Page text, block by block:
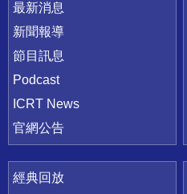
最新消息
新聞報導
節目訊息
Podcast
ICRT News
官網公告
經典回放